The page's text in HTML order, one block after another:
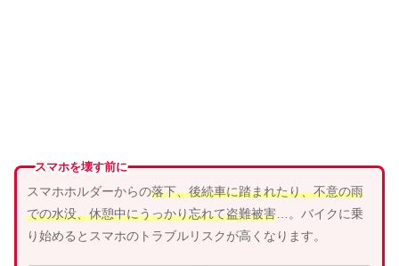
スマホを壊す前に
スマホホルダーからの落下、後続車に踏まれたり、不意の雨
での水没、休憩中にうっかり忘れて盗難被害…。バイクに乗
り始めるとスマホのトラブルリスクが高くなります。